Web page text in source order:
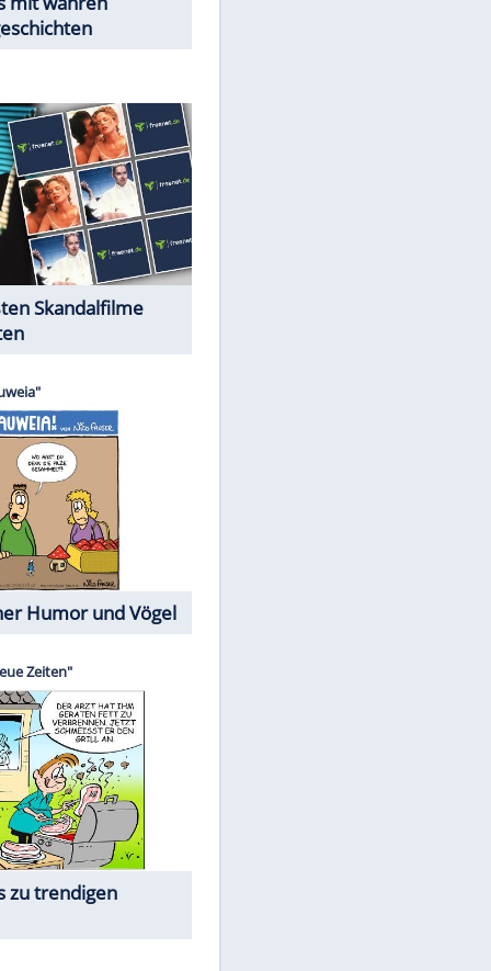
Peinliche Auftritte auf dem
roten Teppich
Cartoons mit wahren
Lebensgeschichten
Memo-Spiel